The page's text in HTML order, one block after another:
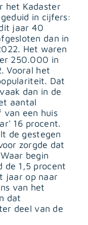
het Kadaster
in cijfers:
jaar 40
dan in
Het waren
250.000 in
Vooral het
Dat
dan in de
aantal
van een huis
16 procent.
de gestegen
zorgde dat
begin
de 1,5 procent
jaar op naar
van het
dat
deel van de